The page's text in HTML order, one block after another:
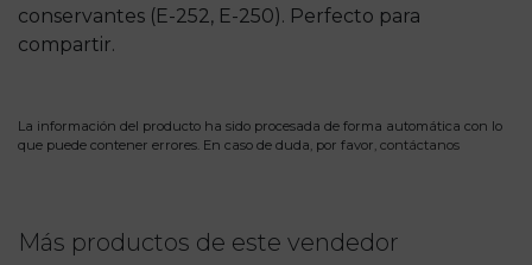
conservantes (E-252, E-250). Perfecto para
compartir.
La información del producto ha sido procesada de forma automática con lo
que puede contener errores. En caso de duda, por favor, contáctanos
Más productos de este vendedor